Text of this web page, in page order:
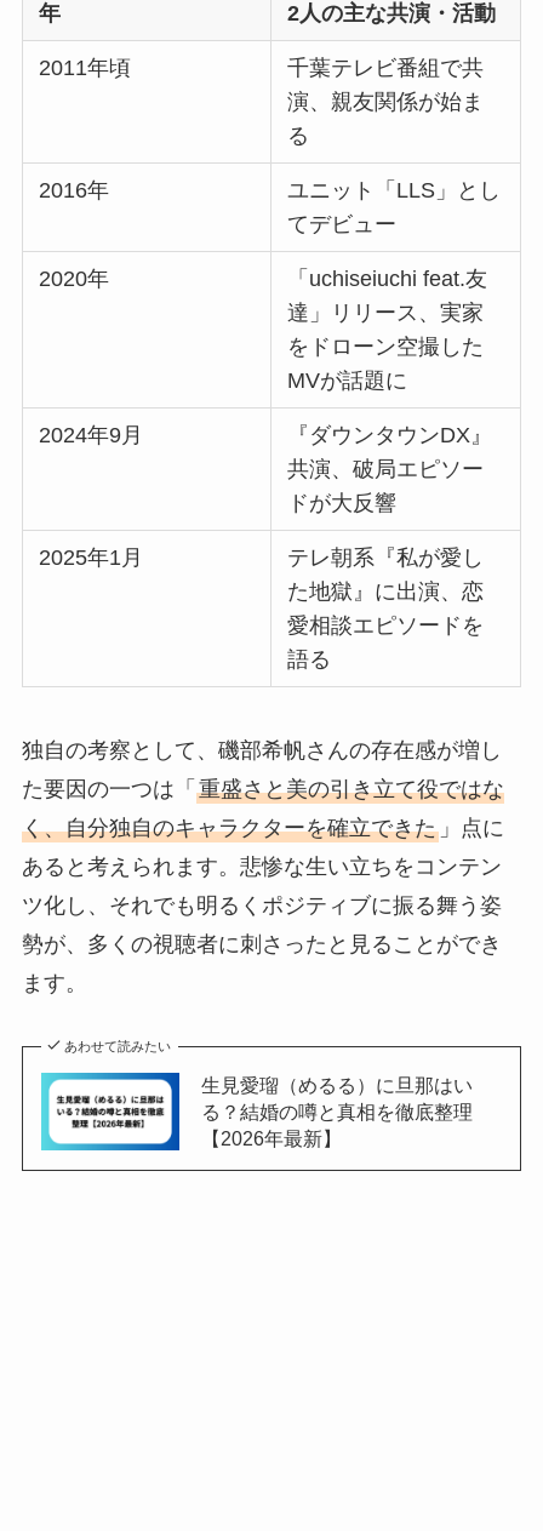
年 2人の主な共演・活動
2011年頃
千葉テレビ番組で共
演、親友関係が始ま
る
2016年
ユニット「LLS」とし
てデビュー
2020年
「uchiseiuchi feat.友
達」リリース、実家
をドローン空撮した
MVが話題に
2024年9月
『ダウンタウンDX』
共演、破局エピソー
ドが大反響
2025年1月
テレ朝系『私が愛し
た地獄』に出演、恋
愛相談エピソードを
語る
独自の考察として、磯部希帆さんの存在感が増し
た要因の一つは「 重盛さと美の引き立て役ではな
く、自分独自のキャラクターを確立できた」点に
あると考えられます。悲惨な生い立ちをコンテン
ツ化し、それでも明るくポジティブに振る舞う姿
勢が、多くの視聴者に刺さったと見ることができ
ます。
あわせて読みたい
生見愛瑠（めるる）に旦那はい
る？結婚の噂と真相を徹底整理
【2026年最新】